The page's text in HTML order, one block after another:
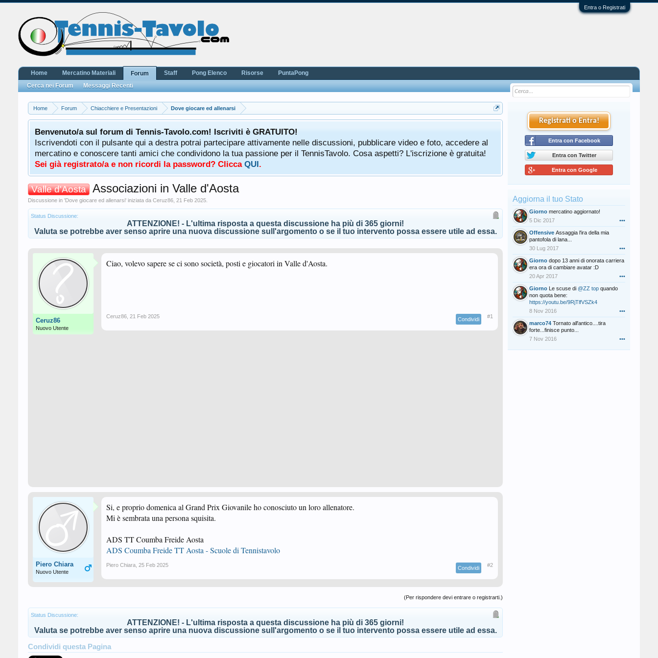
Entra o Registrati
Home Forum Chiacchiere e Presentazioni Dove giocare ed allenarsi
Benvenuto/a sul forum di Tennis-Tavolo.com! Iscriviti è GRATUITO!
Iscrivendoti con il pulsante qui a destra potrai partecipare attivamente nelle discussioni, pubblicare video e foto, accedere al
mercatino e conoscere tanti amici che condividono la tua passione per il TennisTavolo. Cosa aspetti? L'iscrizione è gratuita!
Sei già registrato/a e non ricordi la password? Clicca QUI.
Valle d'Aosta Associazioni in Valle d'Aosta
Discussione in 'Dove giocare ed allenarsi' iniziata da Ceruz86 21 Feb 2025
Status Discussione:
ATTENZIONE! - L'ultima risposta a questa discussione ha più di 365 giorni!
Valuta se potrebbe aver senso aprire una nuova discussione sull'argomento o se il tuo intervento possa essere utile ad essa.
Ceruz86
Nuovo Utente
Ciao, volevo sapere se ci sono società, posti e giocatori in Valle d'Aosta.
Ceruz86 21 Feb 2025 Condividi #1
Piero Chiara
Nuovo Utente
Si, e proprio domenica al Grand Prix Giovanile ho conosciuto un loro allenatore.
Mi è sembrata una persona squisita.
ADS TT Coumba Freide Aosta
ADS Coumba Freide TT Aosta - Scuole di Tennistavolo
Piero Chiara 25 Feb 2025 Condividi #2
(Per rispondere devi entrare o registrarti.)
Status Discussione:
ATTENZIONE! - L'ultima risposta a questa discussione ha più di 365 giorni!
Valuta se potrebbe aver senso aprire una nuova discussione sull'argomento o se il tuo intervento possa essere utile ad essa.
Condividi questa Pagina
Registrati o Entra!
Entra con Facebook
Entra con Twitter
Entra con Google
Aggiorna il tuo Stato
Giorno mercatino aggiornato!
5 Dic 2017
•••
Offensive Assaggia l'ira della mia
pantofola di lana...
30 Lug 2017
•••
Giorno dopo 13 anni di onorata carriera
era ora di cambiare avatar :D
20 Apr 2017
•••
Giorno Le scuse di @ZZ top quando
non quota bene:
https://youtu.be/9RjTlfVSZk4
8 Nov 2016
•••
marco74 Tornato all'antico....tira
forte...finisce punto...
7 Nov 2016
•••
Home Mercatino Materiali
Forum
Cerca nei Forum
Messaggi Recenti
Staff Pong Elenco Risorse PuntaPong